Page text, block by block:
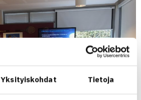
Yksityiskohdat Tietoja